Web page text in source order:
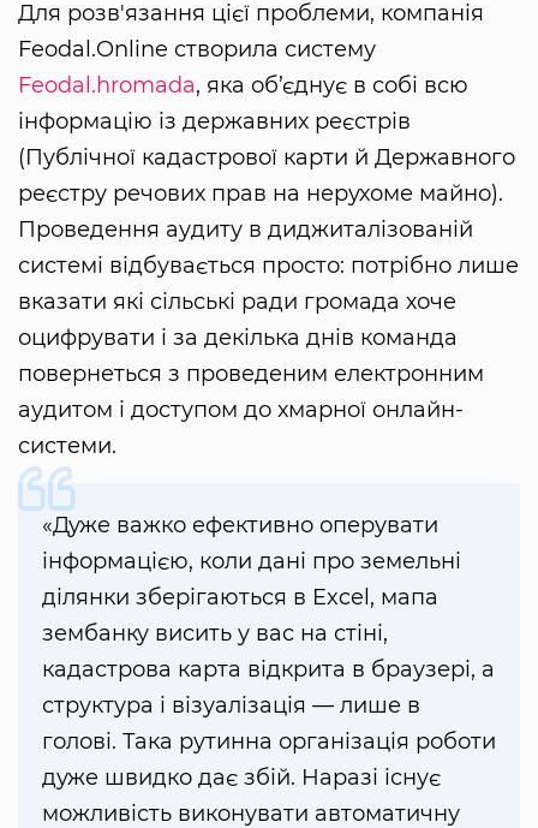
Для розв'язання цієї проблеми, компанія
Feodal.Online створила систему
Feodal.hromada, яка об’єднує в собі всю
інформацію із державних реєстрів
(Публічної кадастрової карти й Державного
реєстру речових прав на нерухоме майно).
Проведення аудиту в диджиталізованій
системі відбувається просто: потрібно лише
вказати які сільські ради громада хоче
оцифрувати і за декілька днів команда
повернеться з проведеним електронним
аудитом і доступом до хмарної онлайн-
системи.
«Дуже важко ефективно оперувати
інформацією, коли дані про земельні
ділянки зберігаються в Excel, мапа
зембанку висить у вас на стіні,
кадастрова карта відкрита в браузері, а
структура і візуалізація — лише в
голові. Така рутинна організація роботи
дуже швидко дає збій. Наразі існує
можливість виконувати автоматичну